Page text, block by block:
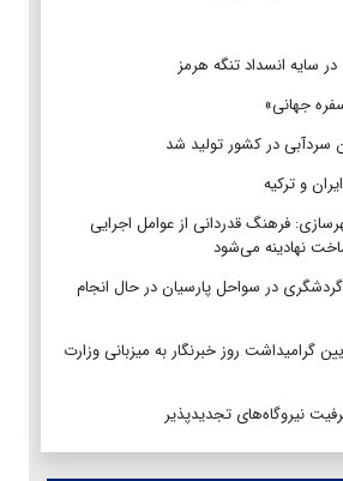
سایه انسداد تنگه هرمز
جهانی»
و ترکیه
فرهنگ قدردانی از عوامل اجرایی
نهادینه می‌شود
در سواحل پارسیان در حال انجام
گرامیداشت روز خبرنگار به میزبانی وزارت